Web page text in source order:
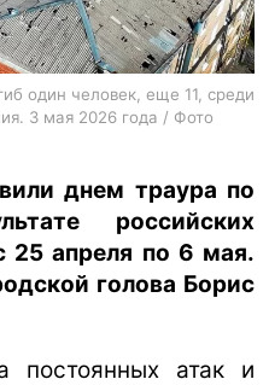
один человек, еще 11, среди
3 мая 2026 года / Фото
днем траура по
российских
25 апреля по 6 мая.
голова Борис
постоянных атак и